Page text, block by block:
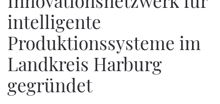
intelligente
Produktionssysteme im
Landkreis Harburg
gegründet